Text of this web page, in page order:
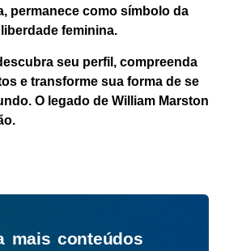
permanece como símbolo da
feminina.
seu perfil, compreenda
e transforme sua forma de se
O legado de William Marston
mais conteúdos